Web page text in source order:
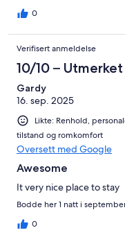
0
Verifisert anmeldelse
10/10 – Utmerket
Gardy
16. sep. 2025
Likte: Renhold,
tilstand og romkomfort
Oversett med Google
Awesome
It very nice place to stay
Bodde her 1 natt i
0